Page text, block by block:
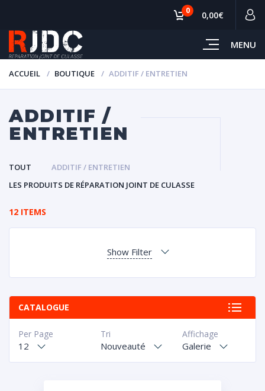
MENU
0 0,00€
ACCUEIL BOUTIQUE ADDITIF / ENTRETIEN
ADDITIF /
ENTRETIEN
TOUT
ADDITIF / ENTRETIEN
LES PRODUITS DE RÉPARATION JOINT DE CULASSE
12 ITEMS
Show Filter
CATALOGUE
Affichage
Galerie
Tri
Nouveauté
Per Page
12